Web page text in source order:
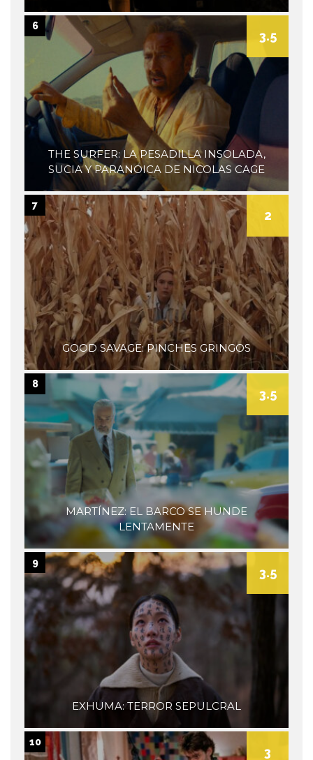
THE SURFER: LA PESADILLA INSOLADA,
SUCIA Y PARANOICA DE NICOLAS CAGE
3.5
6
GOOD SAVAGE: PINCHES GRINGOS
2
7
MARTÍNEZ: EL BARCO SE HUNDE
LENTAMENTE
3.5
8
EXHUMA: TERROR SEPULCRAL
3.5
9
3
10